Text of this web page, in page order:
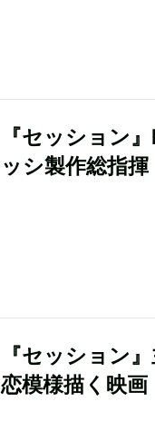
『セッション
ッシ製作総指揮
『セッション
恋模様描く映画